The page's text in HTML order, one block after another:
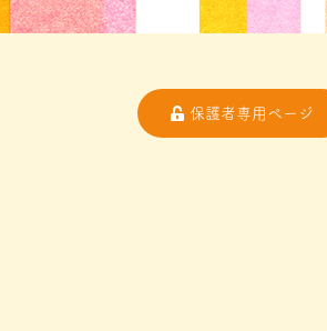
保護者専用ページ